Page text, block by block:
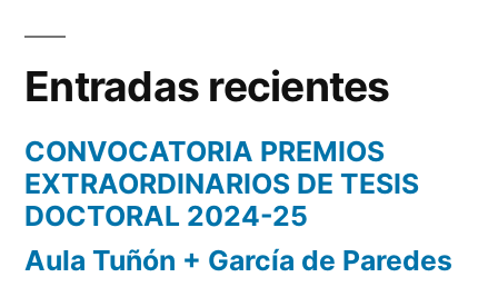
Entradas recientes
CONVOCATORIA PREMIOS
EXTRAORDINARIOS DE TESIS
DOCTORAL 2024-25
Aula Tuñón + García de Paredes